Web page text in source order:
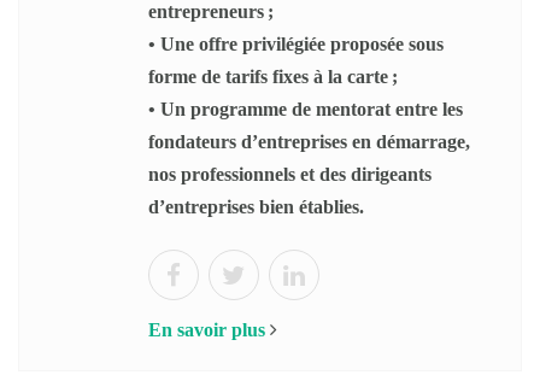
entrepreneurs ;
• Une offre privilégiée proposée sous
forme de tarifs fixes à la carte ;
• Un programme de mentorat entre les
fondateurs d’entreprises en démarrage,
nos professionnels et des dirigeants
d’entreprises bien établies.
En savoir plus